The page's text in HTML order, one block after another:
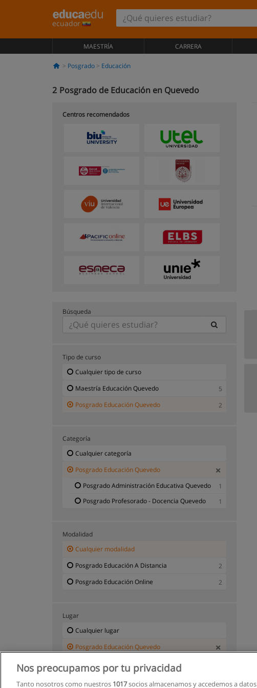
ecuador
MAESTRÍA CARRERA
Posgrado Educación
2 Posgrado de Educación en Quevedo
Centros recomendados
Búsqueda
Tipo de curso
Cualquier tipo de curso
Maestría Educación Quevedo
5
Posgrado Educación Quevedo
2
Categoría
Cualquier categoría
Posgrado Educación Quevedo
Posgrado Administración Educativa Quevedo
1
Posgrado Profesorado - Docencia Quevedo
1
Modalidad
Cualquier modalidad
Posgrado Educación A Distancia
2
Posgrado Educación Online
2
Lugar
Cualquier lugar
Posgrado Educación Quevedo
Nos preocupamos por tu privacidad
Tanto nosotros como nuestros 1017socios almacenamos y accedemos a datos